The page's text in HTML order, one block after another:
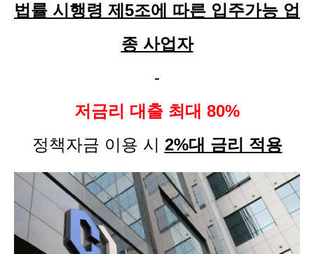
법률 시행령 제5조에 따른 입주가능 업
종 사업자
-
저금리 대출 최대 80%
정책자금 이용 시 2%대 금리 적용